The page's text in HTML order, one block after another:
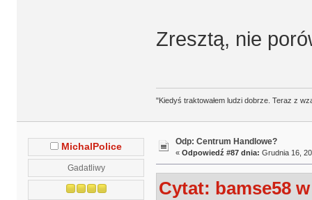
Zresztą, nie
"Kiedyś traktowałem ludzi dobrze. Teraz z
MichalPolice
Gadatliwy
Odp: Centrum Handlowe?
« Odpowiedź #87 dnia: Grudnia 16,
Cytat: bamse58